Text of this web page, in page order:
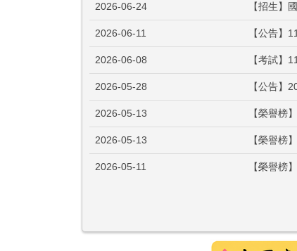
2026-06-24 【招生】
2026-06-11 【公告】
2026-06-08 【考試】
2026-05-28 【公告】
2026-05-13 【榮譽榜
2026-05-13 【榮譽榜
2026-05-11 【榮譽榜